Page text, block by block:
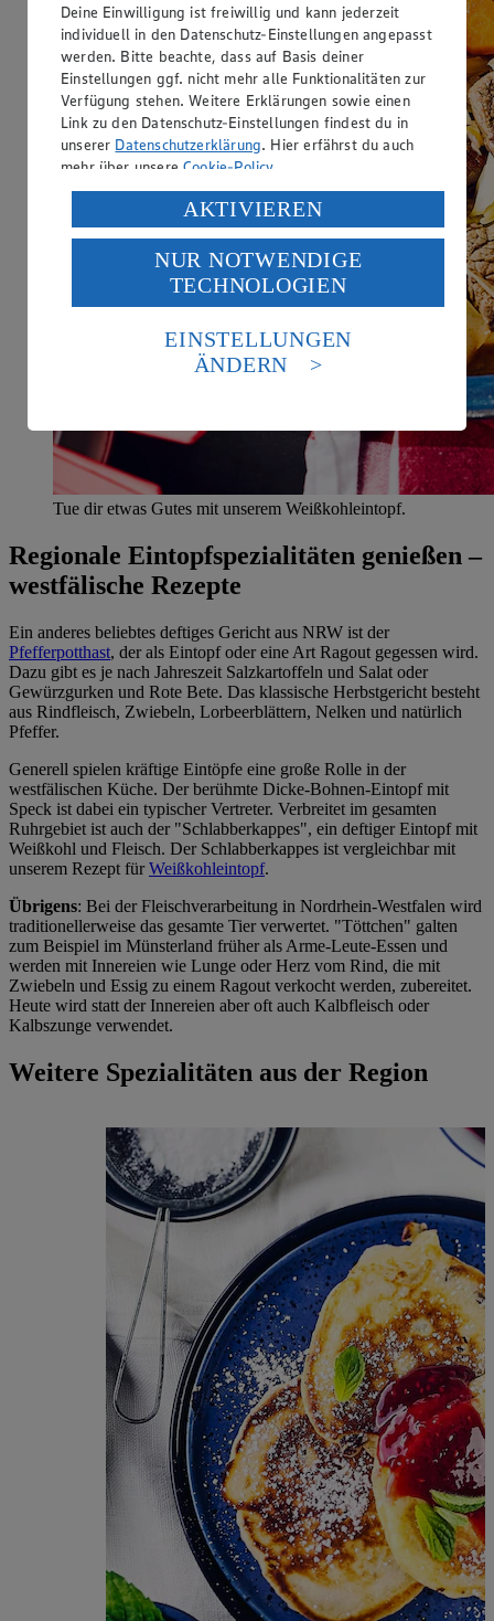
Tue dir etwas Gutes mit unserem Weißkohleintopf.
Regionale Eintopfspezialitäten genießen –
westfälische Rezepte
Ein anderes beliebtes deftiges Gericht aus NRW ist der
Pfefferpotthast, der als Eintopf oder eine Art Ragout gegessen wird.
Dazu gibt es je nach Jahreszeit Salzkartoffeln und Salat oder
Gewürzgurken und Rote Bete. Das klassische Herbstgericht besteht
aus Rindfleisch, Zwiebeln, Lorbeerblättern, Nelken und natürlich
Pfeffer.
Generell spielen kräftige Eintöpfe eine große Rolle in der
westfälischen Küche. Der berühmte Dicke-Bohnen-Eintopf mit
Speck ist dabei ein typischer Vertreter. Verbreitet im gesamten
Ruhrgebiet ist auch der "Schlabberkappes", ein deftiger Eintopf mit
Weißkohl und Fleisch. Der Schlabberkappes ist vergleichbar mit
unserem Rezept fürWeißkohleintopf.
Übrigens: Bei der Fleischverarbeitung in Nordrhein-Westfalen wird
traditionellerweise das gesamte Tier verwertet. "Töttchen" galten
zum Beispiel im Münsterland früher als Arme-Leute-Essen und
werden mit Innereien wie Lunge oder Herz vom Rind, die mit
Zwiebeln und Essig zu einem Ragout verkocht werden, zubereitet.
Heute wird statt der Innereien aber oft auch Kalbfleisch oder
Kalbszunge verwendet.
Weitere Spezialitäten aus der Region
Deine Einwilligung ist freiwillig und kann jederzeit
individuell in den Datenschutz-Einstellungen angepasst
werden. Bitte beachte, dass auf Basis deiner
Einstellungen ggf. nicht mehr alle Funktionalitäten zur
Verfügung stehen. Weitere Erklärungen sowie einen
Link zu den Datenschutz-Einstellungen findest du in
unserer Datenschutzerklärung. Hier erfährst du auch
mehr über unsereCookie-Policy.
Verarbeitung deiner personenbezogenen Daten in den
USA durch Facebook und YouTube:
Wenn du auf „Aktivieren“ klickst, willigst du im Sinne
des Art. 49 Abs. 1 Satz 1 lit. a) DSGVO ein, dass deine
Daten in den USA verarbeitet werden. Der EuGH sieht
die USA als Land mit einem nach europäischen
Standards nicht angemessenen Datenschutzniveau an.
Es besteht das Risiko eines Zugriffs durch US-
Informationen zum Herausgeber der Seite findest du
imImpressum
AKTIVIEREN
NUR NOTWENDIGE
TECHNOLOGIEN
EINSTELLUNGEN
ÄNDERN